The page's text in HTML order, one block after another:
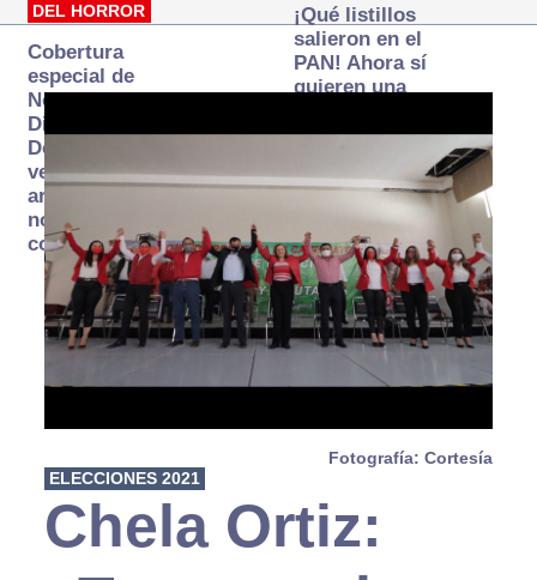
DEL HORROR
Cobertura
especial de
Norte
Digital:
Donde la
verdad
arde… pero
no se
consume
¡Qué listillos
salieron en el
PAN! Ahora sí
quieren una
autónoma… y
Fotografía: Cortesía
ELECCIONES 2021
Chela Ortiz: